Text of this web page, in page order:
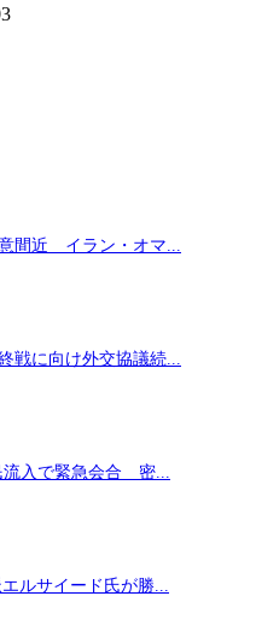
間近 イラン・オマ...
戦に向け外交協議続...
入で緊急会合 密...
ルサイード氏が勝...